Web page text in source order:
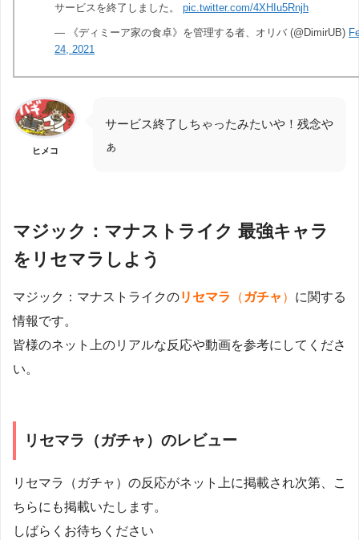
サービスを終了しました。 pic.twitter.com/4XHIu5Rnjh
— 《ディミーア家の食卓》を管理する者、オリバ (@DimirUB)
24, 2021
ヒメコ
サービス終了しちゃったみたいや！残念や
ぁ
マジック：マナストライク 最強キャラ
をリセマラしよう
マジック：マナストライクのリセマラ （ガチャ ） に関する
情報です。
皆様のネット上のリアルな反応や動画を参考にしてくださ
い。
リセマラ（ガチャ）のレビュー
リセマラ（ガチャ）の反応がネット上に掲載され次第、こ
ちらにも掲載いたします。
しばらくお待ちください